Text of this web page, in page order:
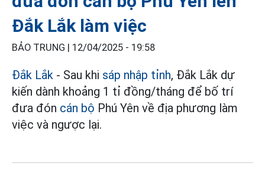
Đắk Lắk làm việc
BẢO TRUNG | 12/04/2025 - 19:58
Đắk Lắk - Sau khi sáp nhập tỉnh, Đắk Lắk dự
kiến dành khoảng 1 tỉ đồng/tháng để bố trí
đưa đón cán bộ Phú Yên về địa phương làm
việc và ngược lại.